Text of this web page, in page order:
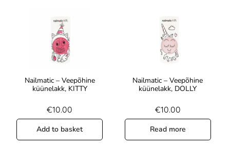
Nailmatic – Veepõhine
küünelakk, KITTY
€10.00
Add to basket
Nailmatic – Veepõhine
küünelakk, DOLLY
€10.00
Read more